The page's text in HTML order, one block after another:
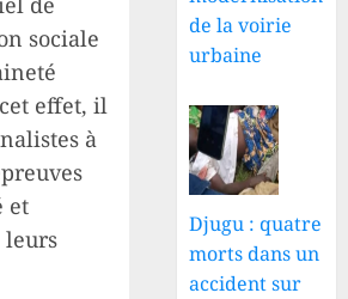
sociale
effet, il
à
et
leurs
de la voirie
urbaine
Djugu : quatre
morts dans un
accident sur